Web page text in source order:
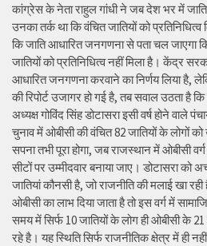
कांग्रेस के नेता राहुल गांधी ने जब देश भर में
उनका तर्क था कि वंचित जातियों को प्रतिनिधित्व
कि जाति आधारित जनगणना से पता चल जाएगा
जातियों को प्रतिनिधित्व नहीं मिला है। केंद्र
आधारित जनगणना करवाने का निर्णय लिया है,
की रिपोर्ट उजागर हो गई है, तब सवाल उठता है
अध्यक्ष गोविंद सिंह डोटासरा इसी वर्ष होने वाले
चुनाव में ओबीसी की वंचित 82 जातियों के लोगों को
सपना तभी पूरा होगा, जब राजस्थान में ओबीसी
सीटों पर उम्मीदवार बनाया जाए। डोटासरा को
जातियां कौनसी है, जो राजनीति की मलाई खा
ओबीसी का लाभ दिया जाता है तो इस वर्ग में
समय में सिर्फ 10 जातियों के लोग ही ओबीसी के
रहे है। यह स्थिति सिर्फ राजनीतिक क्षेत्र में ही